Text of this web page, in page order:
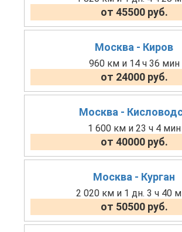
от 45500 руб.
Москва - Киров
960 км и 14 ч 36 мин
от 24000 руб.
Москва -
1 600 км и 23 ч 4 мин
от 40000 руб.
Москва - Курган
2 020 км и 1 дн. 3 ч 40
от 50500 руб.